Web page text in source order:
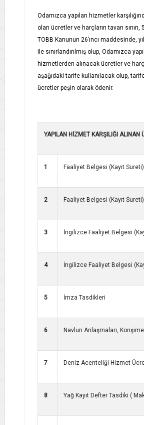
Odamızca yapılan hizmetler
olan ücretler ve harçların tavan sınırı,
TOBB Kanunun 26’ıncı maddesinde,
ile sınırlandırılmış olup, Odamızca
hizmetlerden alınacak ücretler ve
aşağıdaki tarife kullanılacak olup,
ücretler peşin olarak ödenir.
YAPILAN HİZMET KARŞILIĞI ALINAN
1 Faaliyet Belgesi (Kayıt Sureti)
2 Faaliyet Belgesi (Kayıt
3 İngilizce Faaliyet Belgesi
4 İngilizce Faaliyet Belgesi
5 İmza Tasdikleri
6 Navlun Anlaşmaları,
7 Deniz Acenteliği Hizmet
8 Yağ Kayıt Defter Tasdiki (